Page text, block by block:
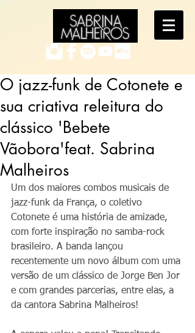
O jazz-funk de Cotonete e
sua criativa releitura do
clássico 'Bebete
Vãobora'feat. Sabrina
Malheiros
Um dos maiores combos musicais de
jazz-funk da França, o coletivo
Cotonete é uma história de amizade,
com forte inspiração no samba-rock
brasileiro. A banda lançou
recentemente um novo álbum com uma
versão de um clássico de Jorge Ben Jor
e com grandes parcerias, entre elas, a
da cantora Sabrina Malheiros!